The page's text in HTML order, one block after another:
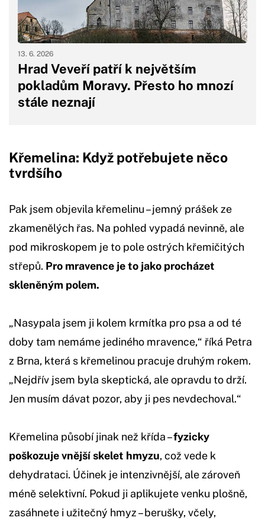
Hrad Veveří patří k největším
pokladům Moravy. Přesto ho mnozí
stále neznají
13. 6. 2026
Křemelina: Když potřebujete něco
tvrdšího
Pak jsem objevila křemelinu – jemný prášek ze
zkamenělých řas. Na pohled vypadá nevinně, ale
pod mikroskopem je to pole ostrých křemičitých
střepů. Pro mravence je to jako procházet
skleněným polem.
„Nasypala jsem ji kolem krmítka pro psa a od té
doby tam nemáme jediného mravence,“ říká Petra
z Brna, která s křemelinou pracuje druhým rokem.
„Nejdřív jsem byla skeptická, ale opravdu to drží.
Jen musím dávat pozor, aby ji pes nevdechoval.“
Křemelina působí jinak než křída –fyzicky
poškozuje vnější skelet hmyzu, což vede k
dehydrataci. Účinek je intenzivnější, ale zároveň
méně selektivní. Pokud ji aplikujete venku plošně,
zasáhnete i užitečný hmyz – berušky, včely,